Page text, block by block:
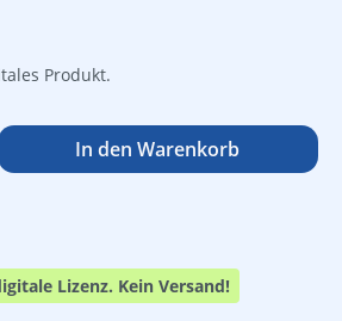
Produkt.
Gib den gewünschten
In den Warenkorb
Lizenz. Kein Versand!